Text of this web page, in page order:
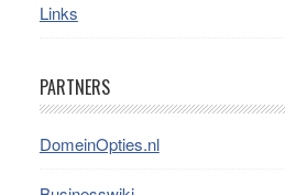
Links
PARTNERS
DomeinOpties.nl